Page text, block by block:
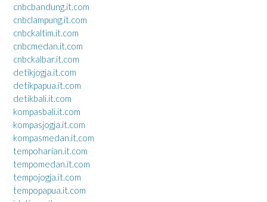
cnbcbandung.it.com
cnbclampung.it.com
cnbckaltim.it.com
cnbcmedan.it.com
cnbckalbar.it.com
detikjogja.it.com
detikpapua.it.com
detikbali.it.com
kompasbali.it.com
kompasjogja.it.com
kompasmedan.it.com
tempoharian.it.com
tempomedan.it.com
tempojogja.it.com
tempopapua.it.com